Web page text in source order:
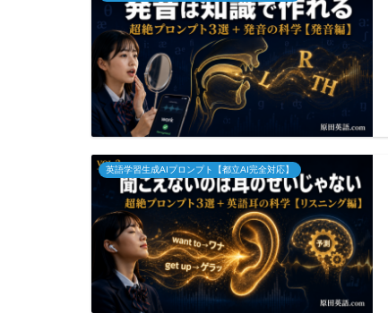
英語学習生成AIプロンプト【都立AI完全対応】